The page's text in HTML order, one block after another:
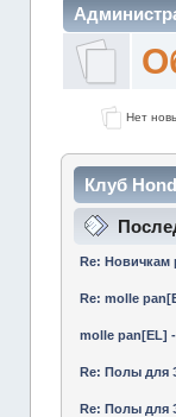
Нет
Клуб
Re: Новичкам
Re: molle
molle pan[EL]
Re: Полы для
Re: Полы для